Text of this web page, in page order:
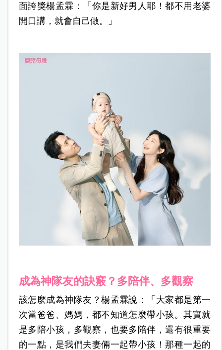
面誇獎楊孟霖：「你是新好男人耶！都不用老婆
開口講，就會自己做。」
成為神隊友的訣竅？多陪伴、多觀察
該怎麼成為神隊友？楊孟霖說：「大家都是第一
次當爸爸、媽媽，都不知道怎麼帶小孩。其實就
是多陪小孩，多觀察，也要多陪伴，還有很重要
的一點，是我們夫妻倆一起帶小孩！那種一起的